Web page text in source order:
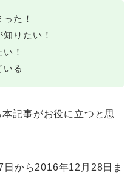
た！
りたい！
！
いる
記事がお役に立つと思
日から2016年12月28日ま